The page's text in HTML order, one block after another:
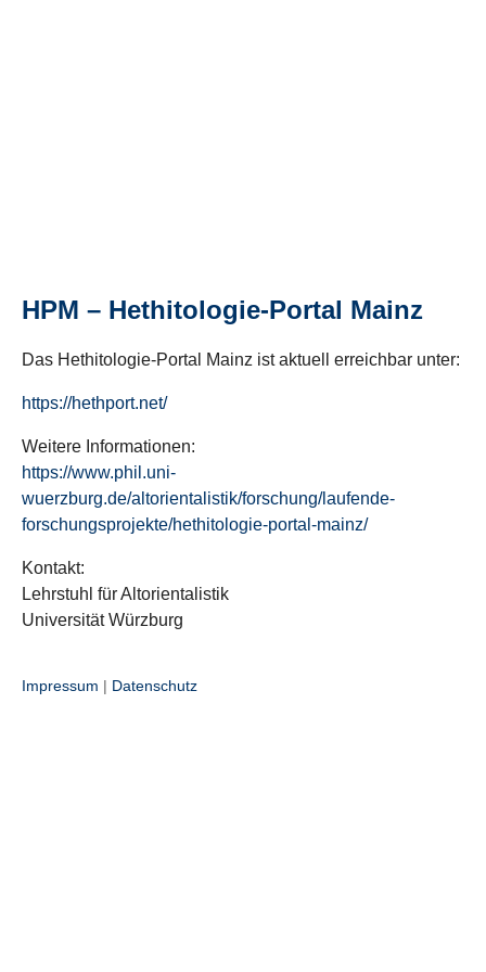
HPM – Hethitologie-Portal Mainz
Das Hethitologie-Portal Mainz ist aktuell erreichbar unter:
https://hethport.net/
Weitere Informationen:
https://www.phil.uni-
wuerzburg.de/altorientalistik/forschung/laufende-
forschungsprojekte/hethitologie-portal-mainz/
Kontakt:
Lehrstuhl für Altorientalistik
Universität Würzburg
Impressum | Datenschutz